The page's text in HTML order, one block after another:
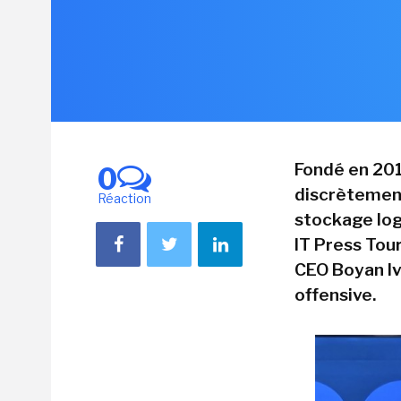
0
Réaction
Fondé en
stockage
IT Press
CEO Boyan
offensive.